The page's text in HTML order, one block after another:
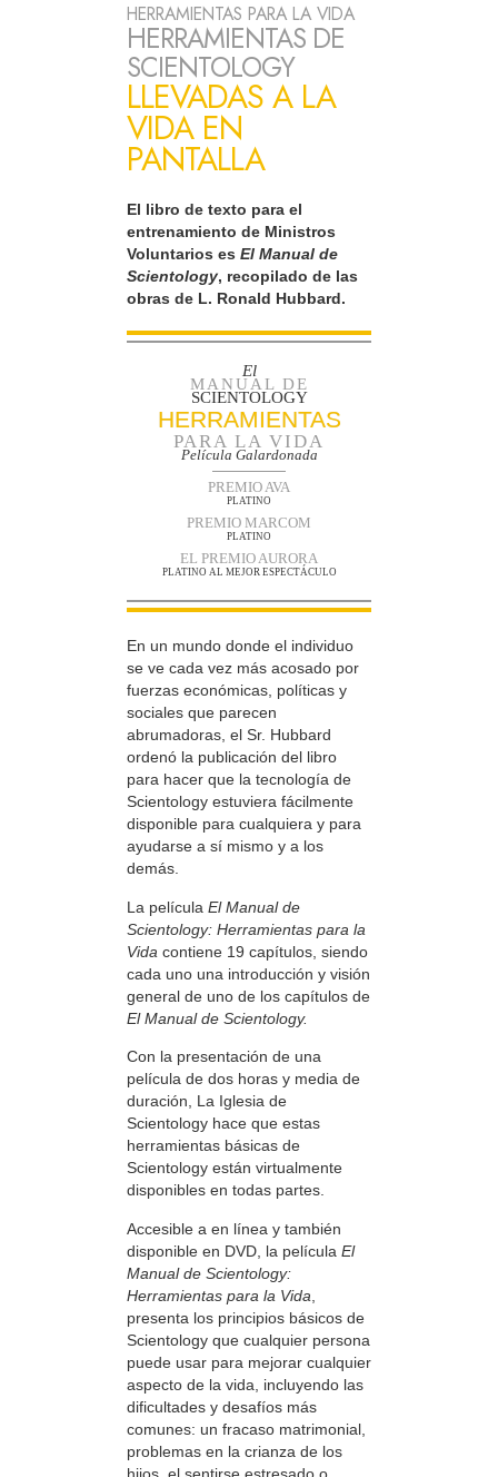
HERRAMIENTAS PARA LA VIDA
HERRAMIENTAS DE
SCIENTOLOGY
LLEVADAS A LA
VIDA EN
PANTALLA
El libro de texto para el
entrenamiento de Ministros
Voluntarios es El Manual de
Scientology, recopilado de las
obras de L. Ronald Hubbard.
El
MANUAL DE
SCIENTOLOGY
HERRAMIENTAS
PARA LA VIDA
Película Galardonada
PREMIO AVA
PLATINO
PREMIO MARCOM
PLATINO
EL PREMIO AURORA
PLATINO AL MEJOR ESPECTÁCULO
En un mundo donde el individuo
se ve cada vez más acosado por
fuerzas económicas, políticas y
sociales que parecen
abrumadoras, el Sr. Hubbard
ordenó la publicación del libro
para hacer que la tecnología de
Scientology estuviera fácilmente
disponible para cualquiera y para
ayudarse a sí mismo y a los
demás.
La película El Manual de
Scientology: Herramientas para la
Vida contiene 19 capítulos, siendo
cada uno una introducción y visión
general de uno de los capítulos de
El Manual de Scientology.
Con la presentación de una
película de dos horas y media de
duración, La Iglesia de
Scientology hace que estas
herramientas básicas de
Scientology están virtualmente
disponibles en todas partes.
Accesible a en línea y también
disponible en DVD, la película El
Manual de Scientology:
Herramientas para la Vida
presenta los principios básicos de
Scientology que cualquier persona
puede usar para mejorar cualquier
aspecto de la vida, incluyendo las
dificultades y desafíos más
comunes: un fracaso matrimonial,
problemas en la crianza de los
hijos, el sentirse estresado o